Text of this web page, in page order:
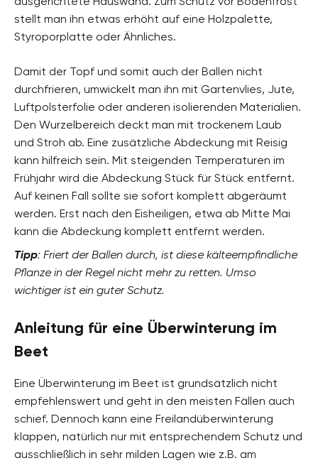
stellt man ihn etwas erhöht auf eine Holzpalette,
Styroporplatte oder Ähnliches.
Damit der Topf und somit auch der Ballen nicht
durchfrieren, umwickelt man ihn mit Gartenvlies, Jute,
Luftpolsterfolie oder anderen isolierenden Materialien.
Den Wurzelbereich deckt man mit trockenem Laub
und Stroh ab. Eine zusätzliche Abdeckung mit Reisig
kann hilfreich sein. Mit steigenden Temperaturen im
Frühjahr wird die Abdeckung Stück für Stück entfernt.
Auf keinen Fall sollte sie sofort komplett abgeräumt
werden. Erst nach den Eisheiligen, etwa ab Mitte Mai
kann die Abdeckung komplett entfernt werden.
Tipp: Friert der Ballen durch, ist diese kälteempfindliche
Pflanze in der Regel nicht mehr zu retten. Umso
wichtiger ist ein guter Schutz.
Anleitung für eine Überwinterung im
Beet
Eine Überwinterung im Beet ist grundsätzlich nicht
empfehlenswert und geht in den meisten Fällen auch
schief. Dennoch kann eine Freilandüberwinterung
klappen, natürlich nur mit entsprechendem Schutz und
ausschließlich in sehr milden Lagen wie z.B. am